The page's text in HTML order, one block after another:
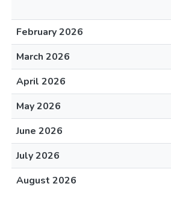
February 2026
March 2026
April 2026
May 2026
June 2026
July 2026
August 2026